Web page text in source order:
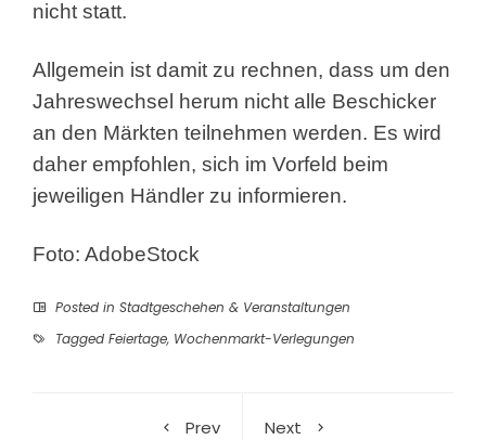
nicht statt.
Allgemein ist damit zu rechnen, dass um den
Jahreswechsel herum nicht alle Beschicker
an den Märkten teilnehmen werden. Es wird
daher empfohlen, sich im Vorfeld beim
jeweiligen Händler zu informieren.
Foto: AdobeStock
Posted in Stadtgeschehen & Veranstaltungen
Tagged Feiertage, Wochenmarkt-Verlegungen
Prev
Next